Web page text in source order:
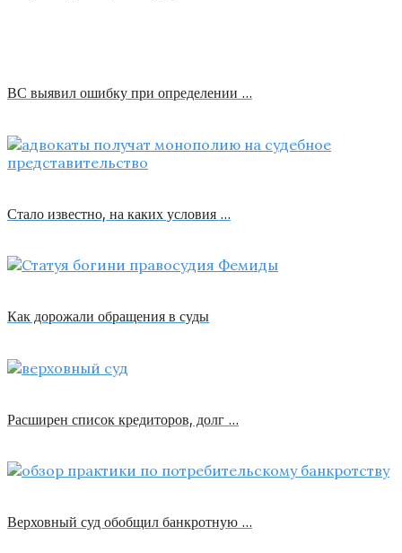
ВС выявил ошибку при определении …
Стало известно, на каких условия …
Как дорожали обращения в суды
Расширен список кредиторов, долг …
Верховный суд обобщил банкротную …